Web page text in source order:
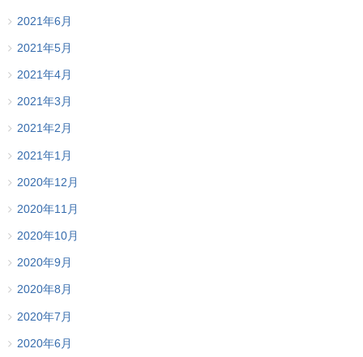
2021年6月
2021年5月
2021年4月
2021年3月
2021年2月
2021年1月
2020年12月
2020年11月
2020年10月
2020年9月
2020年8月
2020年7月
2020年6月